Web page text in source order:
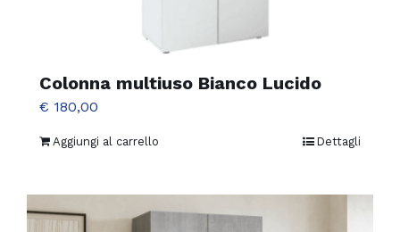
Colonna multiuso Bianco Lucido
€ 180,00
Aggiungi al carrello Dettagli